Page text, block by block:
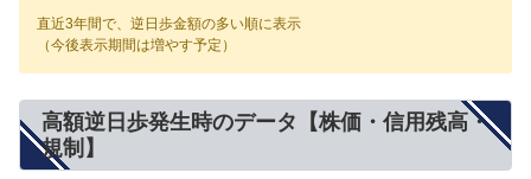
直近3年間で、逆日歩金額の多い順に表示
（今後表示期間は増やす予定）
高額逆日歩発生時のデータ【株価・信用残高・
規制】